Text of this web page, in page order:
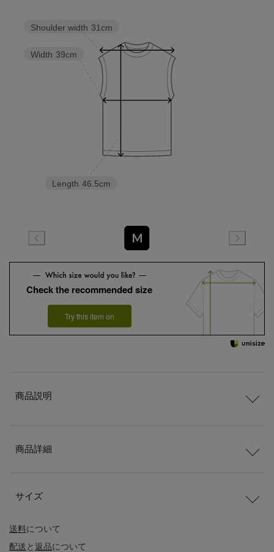
Length 46.5cm
Width 39cm
Shoulder width 31cm
M
Check the recommended size
Try this item on
送料について
配送と返品について
商品説明
商品詳細
サイズ